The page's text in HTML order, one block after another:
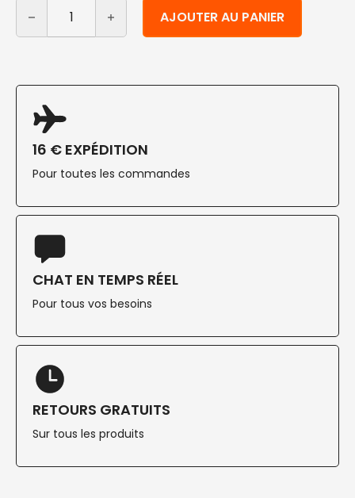
quantité de Kit de camping compostable jetable
AJOUTER AU PANIER
Alternative:
16 € EXPÉDITION
Pour toutes les commandes
CHAT EN TEMPS RÉEL
Pour tous vos besoins
RETOURS GRATUITS
Sur tous les produits